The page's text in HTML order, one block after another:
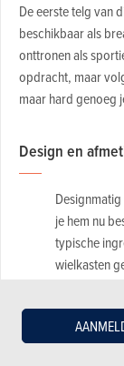
De eerste telg van
beschikbaar als
onttronen als
opdracht, maar
maar hard genoeg
Design en
je hem nu
typische
wielkasten
verbeteren.
een